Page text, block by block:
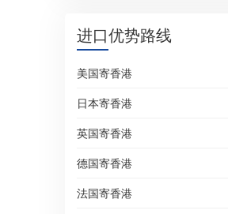
进口优势路线
美国寄香港
日本寄香港
英国寄香港
德国寄香港
法国寄香港